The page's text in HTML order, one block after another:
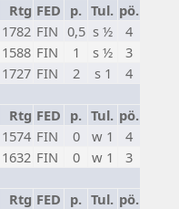
Rtg FED p. Tul. pö.
1782 FIN 0,5 s ½
4
1588 FIN 1 s ½
3
1727 FIN 2 s 1
4
Rtg FED p. Tul. pö.
1574 FIN 0 w 1
4
1632 FIN 0 w 1
3
Rtg FED p. Tul. pö.